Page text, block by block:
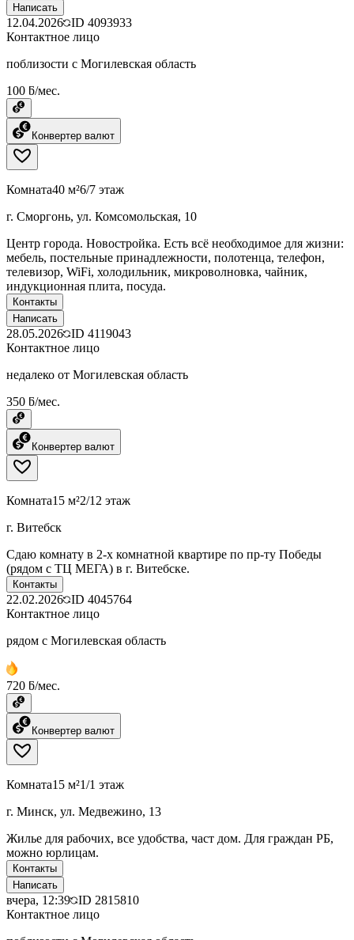
Написать
12.04.2026 ID 4093933
Контактное лицо
поблизости с Могилевская область
100 ƃ/мес.
Конвертер валют
Комната40 м²6/7 этаж
г. Сморгонь, ул. Комсомольская, 10
Центр города. Новостройка. Есть всё необходимое для жизни:
мебель, постельные принадлежности, полотенца, телефон,
телевизор, WiFi, холодильник, микроволновка, чайник,
индукционная плита, посуда.
Контакты
Написать
28.05.2026 ID 4119043
Контактное лицо
недалеко от Могилевская область
350 ƃ/мес.
Конвертер валют
Комната15 м²2/12 этаж
г. Витебск
Сдаю комнату в 2-х комнатной квартире по пр-ту Победы
(рядом с ТЦ МЕГА) в г. Витебске.
Контакты
22.02.2026 ID 4045764
Контактное лицо
рядом с Могилевская область
720 ƃ/мес.
Конвертер валют
Комната15 м²1/1 этаж
г. Минск, ул. Медвежино, 13
Жилье для рабочих, все удобства, част дом. Для граждан РБ,
можно юрлицам.
Контакты
Написать
вчера, 12:39 ID 2815810
Контактное лицо